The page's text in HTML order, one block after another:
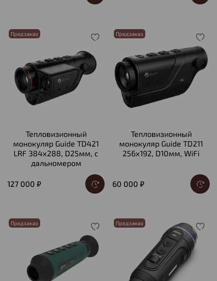
Предзаказ
Тепловизионный
монокуляр Guide TD421
LRF 384х288, D25мм, с
дальномером
127 000 ₽
Предзаказ
Тепловизионный
монокуляр Guide TD211
256х192, D10мм, WiFi
60 000 ₽
Предзаказ Предзаказ